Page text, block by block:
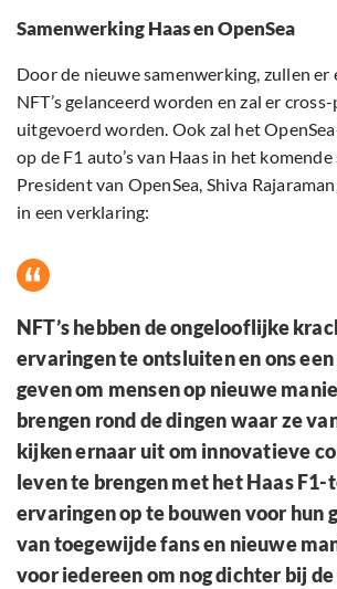
Samenwerking Haas en OpenSea
Door de nieuwe samenwerking, zullen er
NFT’s gelanceerd worden en zal er
uitgevoerd worden. Ook zal het
op de F1 auto’s van Haas in het
President van OpenSea, Shiva
in een verklaring:
NFT’s hebben de ongelooflijke
ervaringen te ontsluiten en ons
geven om mensen op nieuwe
brengen rond de dingen waar ze
kijken ernaar uit om innovatieve
leven te brengen met het Haas
ervaringen op te bouwen voor hun
van toegewijde fans en nieuwe
voor iedereen om nog dichter bij